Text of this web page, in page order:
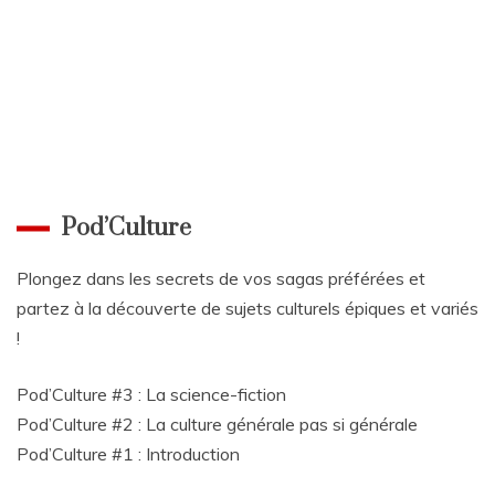
Pod’Culture
Plongez dans les secrets de vos sagas préférées et
partez à la découverte de sujets culturels épiques et variés
!
Pod’Culture #3 : La science-fiction
Pod’Culture #2 : La culture générale pas si générale
Pod’Culture #1 : Introduction